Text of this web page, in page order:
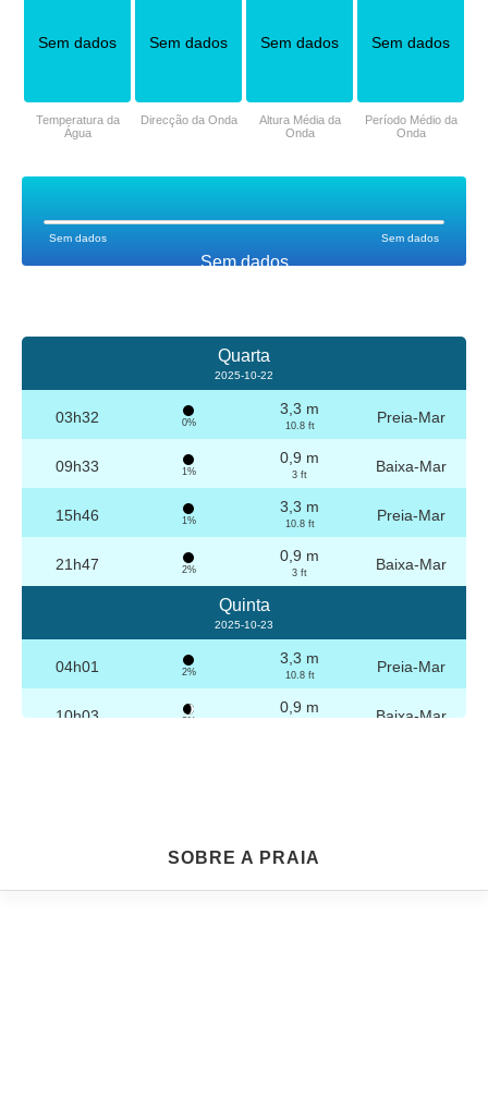
Sem dados
Sem dados Sem dados
Sem dados
Temperatura da
Água
Sem dados
Direcção da Onda
Sem dados
Altura Média da
Onda
Sem dados
Período Médio da
Onda
Quarta
2025-10-22
03h32 0%
3,3 m
10.8 ft Preia-Mar
09h33 1%
0,9 m
3 ft Baixa-Mar
15h46 1%
3,3 m
10.8 ft Preia-Mar
21h47 2%
0,9 m
3 ft Baixa-Mar
Quinta
2025-10-23
04h01 2%
3,3 m
10.8 ft Preia-Mar
10h03 3%
0,9 m Baixa-Mar
Sexta
SOBRE A PRAIA